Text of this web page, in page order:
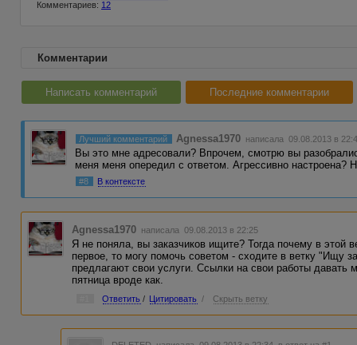
Комментариев: 12
Комментарии
Написать комментарий Последние комментарии
Лучший комментарий Agnessa1970 написала 09.08.2013 в
Вы это мне адресовали? Впрочем, смотрю вы
меня меня опередил с ответом. Агрессивно настроена?
#8 В контексте
Agnessa1970 написала 09.08.2013 в 22:25
Я не поняла, вы заказчиков ищите? Тогда почему в этой
первое, то могу помочь советом - сходите в ветку "Ищу
предлагают свои услуги. Ссылки на свои работы
пятница вроде как.
Ответить / Цитировать / Скрыть ветку